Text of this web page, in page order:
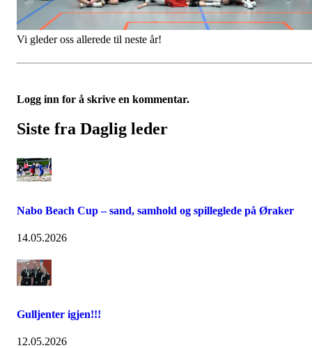
Vi gleder oss allerede til neste år!
Logg inn for å skrive en kommentar.
Siste fra Daglig leder
Nabo Beach Cup – sand, samhold og spilleglede på Øraker
14.05.2026
Gulljenter igjen!!!
12.05.2026